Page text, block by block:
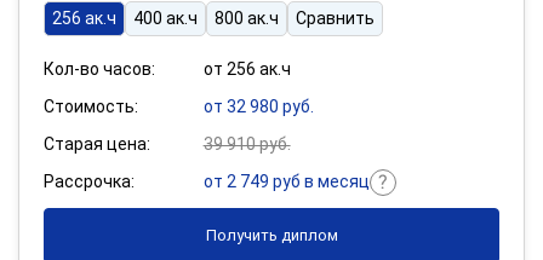
256 ак.ч
400 ак.ч 800 ак.ч Сравнить
Кол-во часов:
от 256 ак.ч
Стоимость:
от 32 980 руб.
Старая цена:
39 910 руб.
Рассрочка:
от 2 749 руб в месяц
Получить диплом